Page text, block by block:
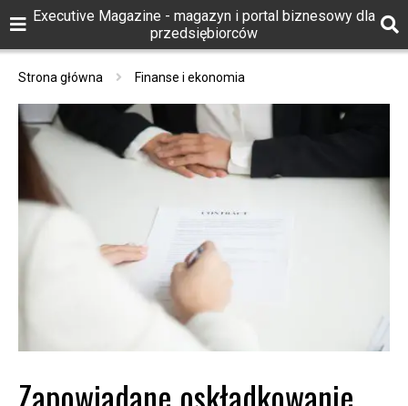
Executive Magazine - magazyn i portal biznesowy dla
przedsiębiorców
Strona główna Finanse i ekonomia
Zapowiadane oskładkowanie